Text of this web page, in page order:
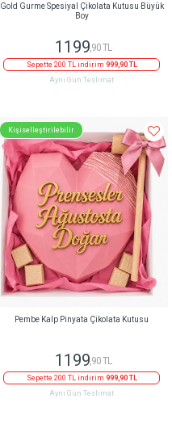
Gold Gurme Spesiyal Çikolata Kutusu Büyük
Boy
1199 ,90 TL
Sepette 200 TL indirim 999,90 TL
Aynı Gün Teslimat
Kişiselleştirilebilir
Pembe Kalp Pinyata Çikolata Kutusu
1199,90 TL
Sepette 200 TL indirim 999,90 TL
Aynı Gün Teslimat